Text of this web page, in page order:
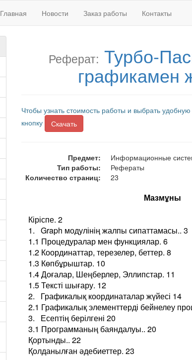
Главная Новости Заказ работы Контакты
Реферат: Турбо-
графикамен
Чтобы узнать стоимость работы и выбрать
кнопку
Скачать
Предмет:
Информационные
Тип работы:
Рефераты
Количество страниц:
23
Мазмұны
Кіріспе. 2
1. Graph модулінің жалпы сипаттамасы.. 3
1.1 Процедуралар мен функциялар. 6
1.2 Координаттар, терезелер, беттер. 8
1.3 Көпбұрыштар. 10
1.4 Доғалар, Шеңберлер, Эллипстар. 11
1.5 Тексті шығару. 12
2. Графикалық координаталар жүйесі 14
2.1 Графикалық элементтерді бейнелеу
3. Есептің берілгені 20
3.1 Программаның баяндалуы.. 20
Қортынды.. 22
Қолданылған әдебиеттер. 23